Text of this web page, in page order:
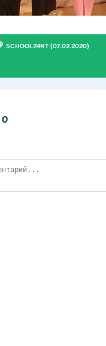
SCHOOL24NT (07.02.2020)
0